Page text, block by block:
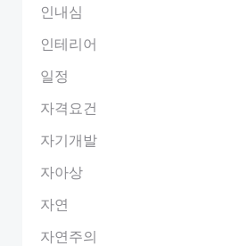
인내심
인테리어
일정
자격요건
자기개발
자아상
자연
자연주의